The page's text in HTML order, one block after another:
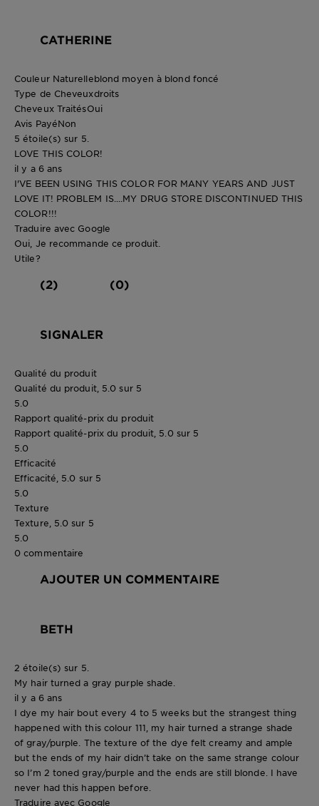
CATHERINE
Couleur Naturelleblond moyen à blond foncé
Type de Cheveuxdroits
Cheveux TraitésOui
Avis PayéNon
5 étoile(s) sur 5.
LOVE THIS COLOR!
il y a 6 ans
I'VE BEEN USING THIS COLOR FOR MANY YEARS AND JUST
LOVE IT! PROBLEM IS....MY DRUG STORE DISCONTINUED THIS
COLOR!!!
Traduire avec Google
Oui, Je recommande ce produit.
Utile?
(2) (0)
SIGNALER
Qualité du produit
Qualité du produit, 5.0 sur 5
5.0
Rapport qualité-prix du produit
Rapport qualité-prix du produit, 5.0 sur 5
5.0
Efficacité
Efficacité, 5.0 sur 5
5.0
Texture
Texture, 5.0 sur 5
5.0
0 commentaire
AJOUTER UN COMMENTAIRE
BETH
2 étoile(s) sur 5.
My hair turned a gray purple shade.
il y a 6 ans
I dye my hair bout every 4 to 5 weeks but the strangest thing
happened with this colour 111, my hair turned a strange shade
of gray/purple. The texture of the dye felt creamy and ample
but the ends of my hair didn’t take on the same strange colour
so I’m 2 toned gray/purple and the ends are still blonde. I have
never had this happen before.
Traduire avec Google